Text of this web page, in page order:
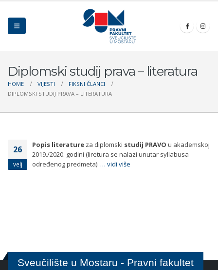
Diplomski studij prava – literatura
HOME VIJESTI
FIKSNI ČLANCI
DIPLOMSKI STUDIJ PRAVA – LITERATURA
26
velj
Popis literature za diplomski studij PRAVO u akademskoj
2019./2020. godini (liretura se nalazi unutar syllabusa
određenog predmeta) … vidi više
Sveučilište u Mostaru - Pravni fakultet